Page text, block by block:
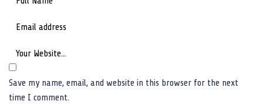
Save my name, email, and website in this browser for the next
time I comment.